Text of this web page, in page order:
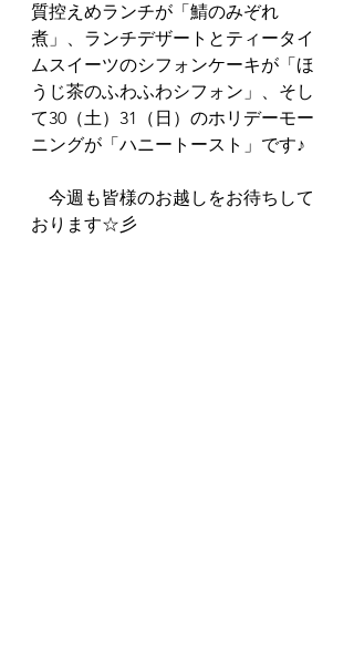
質控えめランチが「鯖のみぞれ
煮」、ランチデザートとティータイ
ムスイーツのシフォンケーキが「ほ
うじ茶のふわふわシフォン」、そし
て30（土）31（日）のホリデーモー
ニングが「ハニートースト」です♪
今週も皆様のお越しをお待ちして
おります☆彡